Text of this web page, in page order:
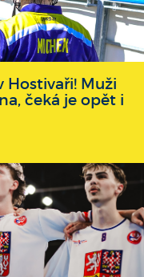
Hostivaři! Muži
čeká je opět i